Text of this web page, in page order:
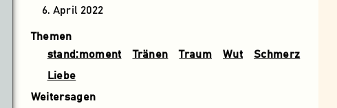
6. April 2022
Themen
stand:moment
Tränen Traum Wut
Schmerz
Liebe
Weitersagen